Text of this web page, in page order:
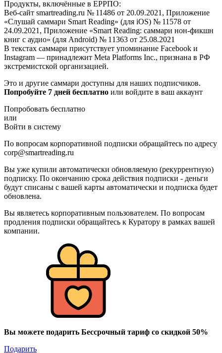
Продукты, включённые в ЕРРПО:
Веб-сайт smartreading.ru № 11486 от 20.09.2021, Приложение
«Слушай саммари Smart Reading» (для iOS) № 11578 от
24.09.2021, Приложение «Smart Reading: саммари нон-фикшн
книг с аудио» (для Android) № 11363 от 25.08.2021
В текстах саммари присутствует упоминание Facebook и
Instagram — принадлежит Meta Platforms Inc., признана в РФ
экстремистской организацией.
Это и другие саммари доступны для наших подписчиков.
Попробуйте 7 дней бесплатно или войдите в ваш аккаунт
Попробовать бесплатно
или
Войти в систему
По вопросам корпоративной подписки обращайтесь по адресу
corp@smartreading.ru
Вы уже купили автоматически обновляемую (рекуррентную)
подписку. По окончанию срока действия подписки - деньги
будут списаны с вашей карты автоматически и подписка будет
обновлена.
Вы являетесь корпоративным пользователем. По вопросам
продления подписки обращайтесь к Куратору в рамках вашей
компании.
Вы можете подарить Бессрочный тариф со скидкой 50%
Подарить